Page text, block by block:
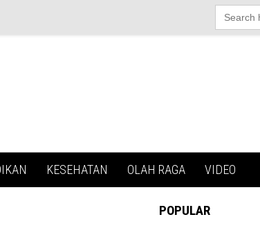
Search
for:
KESEHATAN OLAH RAGA VIDEO
POPULAR